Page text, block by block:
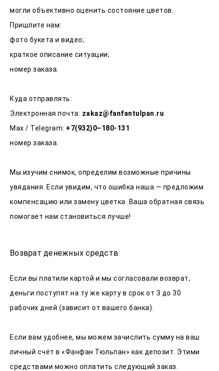
могли объективно оценить состояние цветов.
Пришлите нам:
фото букета и видео;
краткое описание ситуации;
номер заказа.
Куда отправлять:
Электронная почта: zakaz@fanfantulpan.ru
Max / Telegram: +7(932)0–180-131
номер заказа.
Мы изучим снимок, определим возможные причины
увядания. Если увидим, что ошибка наша — предложим
компенсацию или замену цветка. Ваша обратная связь
помогает нам становиться лучше!
Возврат денежных средств
Если вы платили картой и мы согласовали возврат,
деньги поступят на ту же карту в срок от 3 до 30
рабочих дней (зависит от вашего банка).
Если вам удобнее, мы можем зачислить сумму на ваш
личный счёт в «Фанфан Тюльпан» как депозит. Этими
средствами можно оплатить следующий заказ.